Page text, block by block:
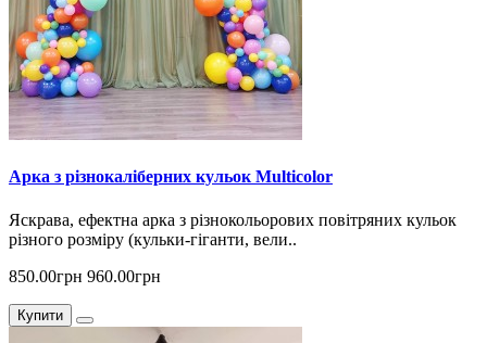
Арка з різнокаліберних кульок Multicolor
Яскрава, ефектна арка з різнокольорових повітряних кульок
різного розміру (кульки-гіганти, вели..
850.00грн 960.00грн
Купити